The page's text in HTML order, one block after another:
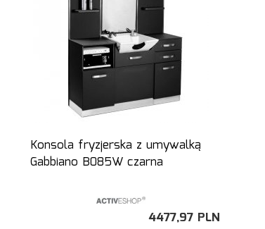
Konsola fryzjerska z umywalką
Gabbiano B085W czarna
4477,97 PLN